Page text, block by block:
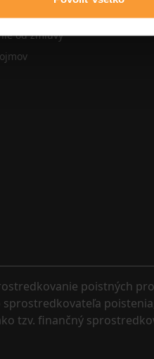
od zmluvy
poistných
tzv. finančný